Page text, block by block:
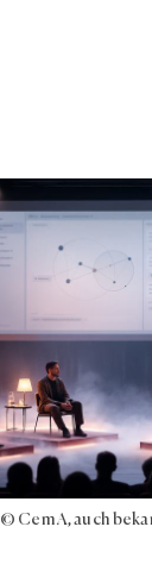
© Cem A, auch